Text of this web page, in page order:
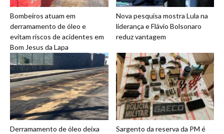
Bombeiros atuam em
derramamento de óleo e
evitam riscos de acidentes em
Bom Jesus da Lapa
Nova pesquisa mostra Lula na
liderança e Flávio Bolsonaro
reduz vantagem
Derramamento de óleo deixa
Sargento da reserva da PM é